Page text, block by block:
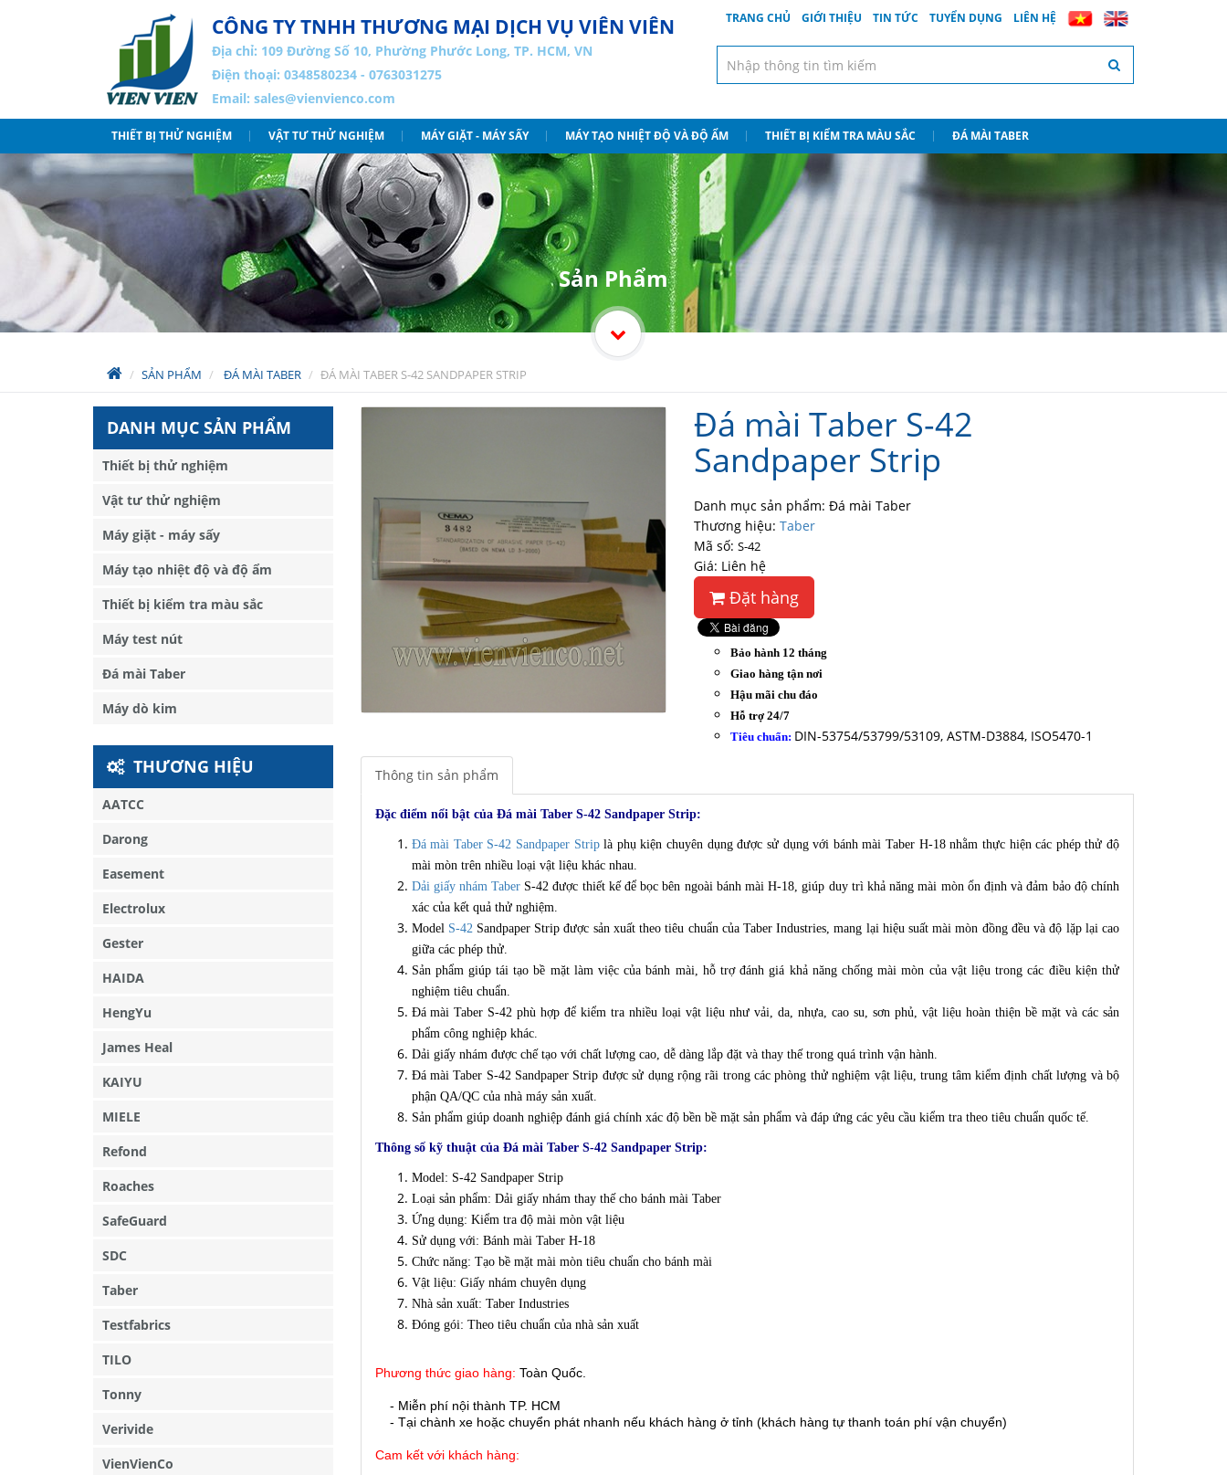
CÔNG TY TNHH THƯƠNG MẠI DỊCH VỤ VIÊN VIÊN
Địa chỉ: 109 Đường Số 10, Phường Phước Long, TP. HCM, VN
Điện thoại: 0348580234 - 0763031275
Email: sales@vienvienco.com
TRANG CHỦ GIỚI THIỆU TIN TỨC TUYỂN DỤNG LIÊN HỆ
THIẾT BỊ THỬ NGHIỆM VẬT TƯ THỬ NGHIỆM MÁY GIẶT - MÁY SẤY MÁY TẠO NHIỆT ĐỘ VÀ ĐỘ ẨM THIẾT BỊ KIỂM TRA MÀU SẮC ĐÁ MÀI TABER
SẢN PHẨM ĐÁ MÀI TABER ĐÁ MÀI TABER S-42 SANDPAPER STRIP
Sản Phẩm
Đá mài Taber S-42
Sandpaper Strip
Danh mục sản phẩm: Đá mài Taber
Thương hiệu:Taber
Mã số:S-42
Giá: Liên hệ
Đặt hàng
Bảo hành 12 tháng
Giao hàng tận nơi
Hậu mãi chu đáo
Hỗ trợ 24/7
Tiêu chuẩn: DIN-53754/53799/53109, ASTM-D3884, ISO5470-1
Thông tin sản phẩm
Đặc điểm nổi bật của Đá mài Taber S-42 Sandpaper Strip:
Đá mài Taber S-42 Sandpaper Striplà phụ kiện chuyên dụng được sử dụng với bánh mài Taber H-18 nhằm thực hiện các phép thử độ
mài mòn trên nhiều loại vật liệu khác nhau.
Dải giấy nhám Taber S-42 được thiết kế để bọc bên ngoài bánh mài H-18, giúp duy trì khả năng mài mòn ổn định và đảm bảo độ chính
xác của kết quả thử nghiệm.
Model S-42 Sandpaper Strip được sản xuất theo tiêu chuẩn của Taber Industries, mang lại hiệu suất mài mòn đồng đều và độ lặp lại cao
giữa các phép thử.
Sản phẩm giúp tái tạo bề mặt làm việc của bánh mài, hỗ trợ đánh giá khả năng chống mài mòn của vật liệu trong các điều kiện thử
nghiệm tiêu chuẩn.
Đá mài Taber S-42 phù hợp để kiểm tra nhiều loại vật liệu như vải, da, nhựa, cao su, sơn phủ, vật liệu hoàn thiện bề mặt và các sản
phẩm công nghiệp khác.
Dải giấy nhám được chế tạo với chất lượng cao, dễ dàng lắp đặt và thay thế trong quá trình vận hành.
Đá mài Taber S-42 Sandpaper Strip được sử dụng rộng rãi trong các phòng thử nghiệm vật liệu, trung tâm kiểm định chất lượng và bộ
phận QA/QC của nhà máy sản xuất.
Sản phẩm giúp doanh nghiệp đánh giá chính xác độ bền bề mặt sản phẩm và đáp ứng các yêu cầu kiểm tra theo tiêu chuẩn quốc tế.
Thông số kỹ thuật của Đá mài Taber S-42 Sandpaper Strip:
Model: S-42 Sandpaper Strip
Loại sản phẩm: Dải giấy nhám thay thế cho bánh mài Taber
Ứng dụng: Kiểm tra độ mài mòn vật liệu
Sử dụng với: Bánh mài Taber H-18
Chức năng: Tạo bề mặt mài mòn tiêu chuẩn cho bánh mài
Vật liệu: Giấy nhám chuyên dụng
Nhà sản xuất: Taber Industries
Đóng gói: Theo tiêu chuẩn của nhà sản xuất
Phương thức giao hàng: Toàn Quốc.
- Miễn phí nội thành TP. HCM
- Tại chành xe hoặc chuyển phát nhanh nếu khách hàng ở tỉnh (khách hàng tự thanh toán phí vận chuyển)
Cam kết với khách hàng:
DANH MỤC SẢN PHẨM
Thiết bị thử nghiệm
Vật tư thử nghiệm
Máy giặt - máy sấy
Máy tạo nhiệt độ và độ ẩm
Thiết bị kiểm tra màu sắc
Máy test nút
Đá mài Taber
Máy dò kim
THƯƠNG HIỆU
AATCC
Darong
Easement
Electrolux
Gester
HAIDA
HengYu
James Heal
KAIYU
MIELE
Refond
Roaches
SafeGuard
SDC
Taber
Testfabrics
TILO
Tonny
Verivide
VienVienCo